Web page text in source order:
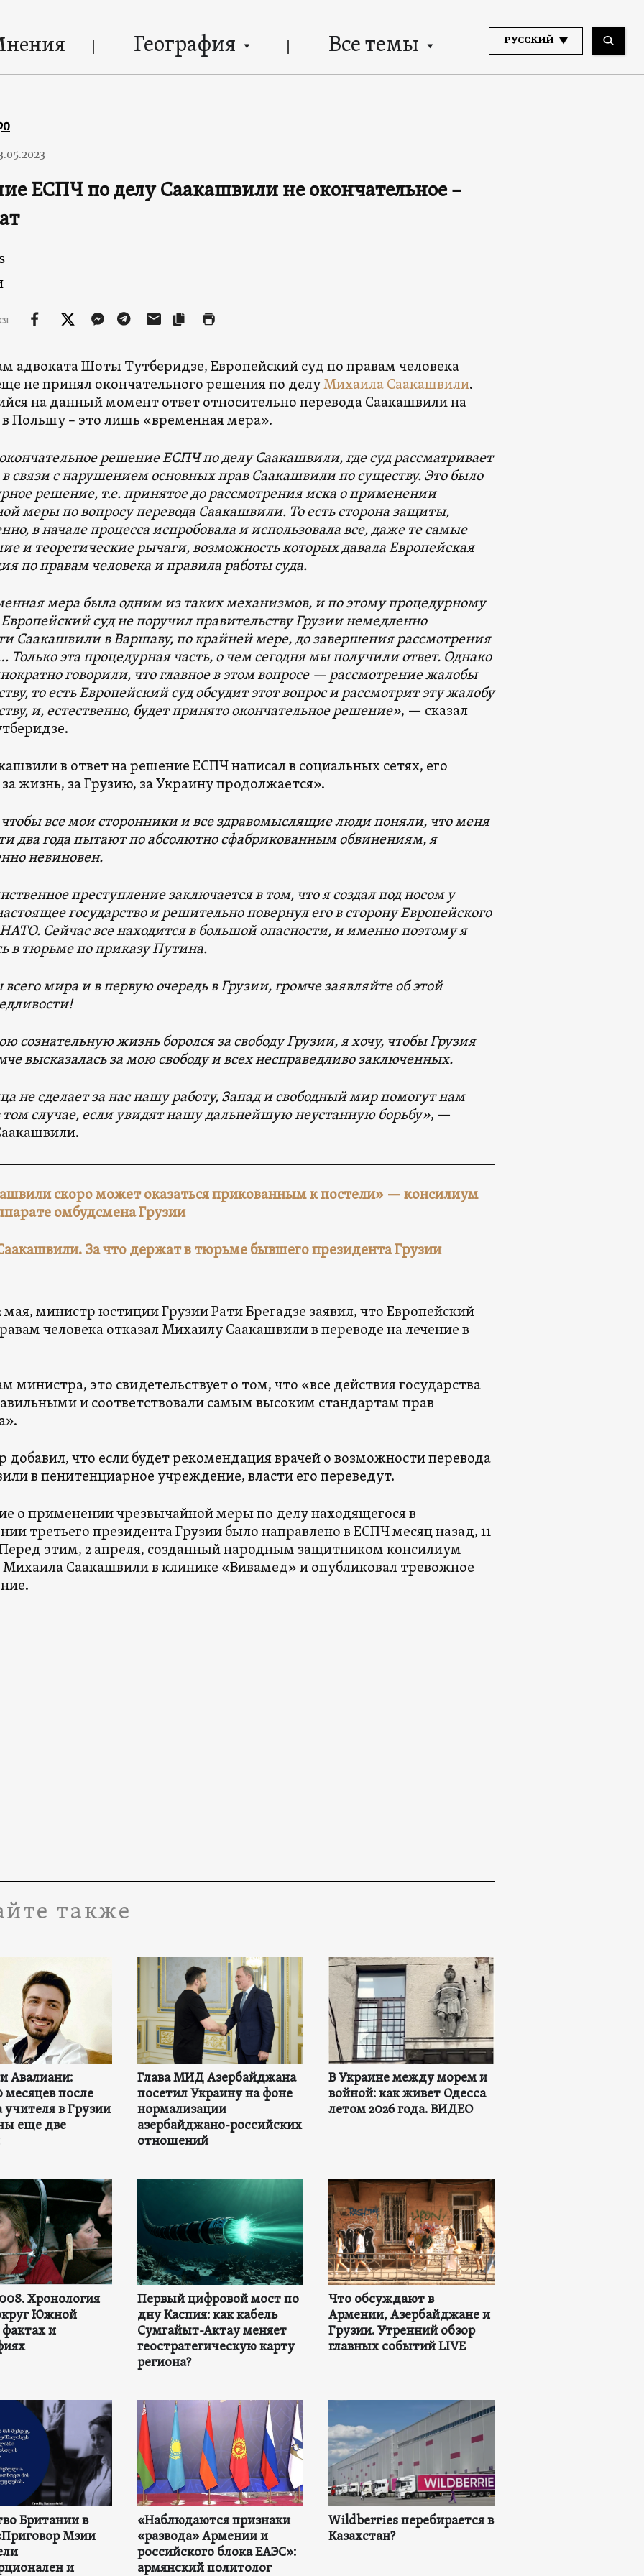
География Все темы РУССКИЙ
ЕСПЧ по делу Саакашвили не окончательное –
адвоката Шоты Тутберидзе, Европейский суд по правам человека
не принял окончательного решения по делуМихаила Саакашвили.
на данный момент ответ относительно перевода Саакашвили на
в Польшу – это лишь «временная мера».
решение ЕСПЧ по делу Саакашвили, где суд рассматривает
в связи с нарушением основных прав Саакашвили по существу. Это было
решение, т.е. принятое до рассмотрения иска о применении
меры по вопросу перевода Саакашвили. То есть сторона защиты,
в начале процесса испробовала и использовала все, даже те самые
и теоретические рычаги, возможность которых давала Европейская
по правам человека и правила работы суда.
мера была одним из таких механизмов, и по этому процедурному
суд не поручил правительству Грузии немедленно
Саакашвили в Варшаву, по крайней мере, до завершения рассмотрения
эта процедурная часть, о чем сегодня мы получили ответ. Однако
говорили, что главное в этом вопросе — рассмотрение жалобы
то есть Европейский суд обсудит этот вопрос и рассмотрит эту жалобу
и, естественно, будет принято окончательное решение», — сказал
в ответ на решение ЕСПЧ написал в социальных сетях, его
жизнь, за Грузию, за Украину продолжается».
чтобы все мои сторонники и все здравомыслящие люди поняли, что меня
два года пытают по абсолютно сфабрикованным обвинениям, я
невиновен.
преступление заключается в том, что я создал под носом у
государство и решительно повернул его в сторону Европейского
Сейчас все находится в большой опасности, и именно поэтому я
в тюрьме по приказу Путина.
мира и в первую очередь в Грузии, громче заявляйте об этой
сознательную жизнь боролся за свободу Грузии, я хочу, чтобы Грузия
высказалась за мою свободу и всех несправедливо заключенных.
не сделает за нас нашу работу, Запад и свободный мир помогут нам
том случае, если увидят нашу дальнейшую неустанную борьбу», —
скоро может оказаться прикованным к постели» — консилиум
омбудсмена Грузии
За что держат в тюрьме бывшего президента Грузии
мая, министр юстиции Грузии Рати Брегадзе заявил, что Европейский
человека отказал Михаилу Саакашвили в переводе на лечение в
министра, это свидетельствует о том, что «все действия государства
и соответствовали самым высоким стандартам прав
добавил, что если будет рекомендация врачей о возможности перевода
в пенитенциарное учреждение, власти его переведут.
о применении чрезвычайной меры по делу находящегося в
третьего президента Грузии было направлено в ЕСПЧ месяц назад, 11
этим, 2 апреля, созданный народным защитником консилиум
Михаила Саакашвили в клинике «Вивамед» и опубликовал тревожное
также
Авалиани:
месяцев после
учителя в Грузии
еще две
Глава МИД Азербайджана
посетил Украину на фоне
нормализации
азербайджано-российских
отношений
В Украине между морем и
войной: как живет Одесса
летом 2026 года. ВИДЕО
Хронология
Южной
и
Первый цифровой мост по
дну Каспия: как кабель
Сумгайыт-Актау меняет
геостратегическую карту
региона?
Что обсуждают в
Армении, Азербайджане и
Грузии. Утренний обзор
главных событий LIVE
Британии в
Мзии
и
«Наблюдаются признаки
«развода» Армении и
российского блока ЕАЭС»:
армянский политолог
Wildberries перебирается в
Казахстан?